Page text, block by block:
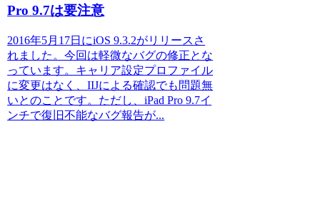
Pro 9.7は要注意
2016年5月17日にiOS 9.3.2がリリースさ
れました。今回は軽微なバグの修正とな
っています。キャリア設定プロファイル
に変更はなく、IIJによる確認でも問題無
いとのことです。ただし、iPad Pro 9.7イ
ンチで復旧不能なバグ報告が...